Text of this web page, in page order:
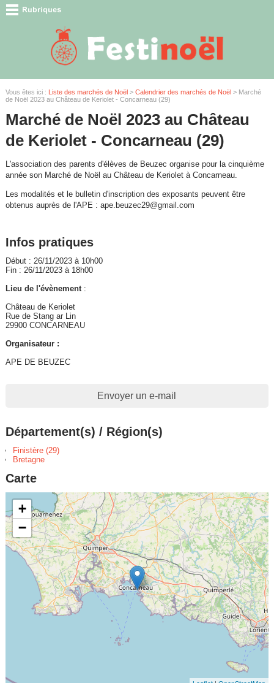
Vous êtes ici : Liste des marchés de Noël> Calendrier des marchés de Noël> Marché
de Noël 2023 au Château de Keriolet - Concarneau (29)
Marché de Noël 2023 au Château
de Keriolet - Concarneau (29)
L'association des parents d'élèves de Beuzec organise pour la cinquième
année son Marché de Noël au Château de Keriolet à Concarneau.
Les modalités et le bulletin d'inscription des exposants peuvent être
obtenus auprès de l'APE : ape.beuzec29@gmail.com
Infos pratiques
Début : 26/11/2023 à 10h00
Fin : 26/11/2023 à 18h00
Lieu de l'évènement:
Château de Keriolet
Rue de Stang ar Lin
29900 CONCARNEAU
Organisateur :
APE DE BEUZEC
Envoyer un e-mail
Département(s) / Région(s)
Finistère (29)
Bretagne
Carte
+
−